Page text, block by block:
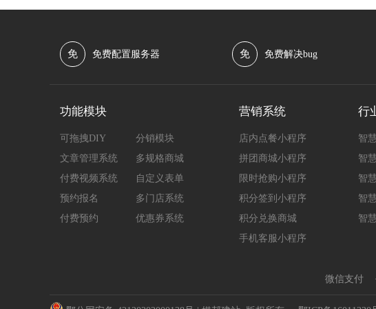
免 免费配置服务器 免 免费解决bug
功能模块
可拖拽DIY
分销模块
文章管理系统
多规格商城
付费视频系统
自定义表单
预约报名
多门店系统
付费预约
优惠券系统
营销系统
店内点餐小程序
拼团商城小程序
限时抢购小程序
积分签到小程序
积分兑换商城
手机客服小程序
行
智
智
智
智
智
微信支付 ·